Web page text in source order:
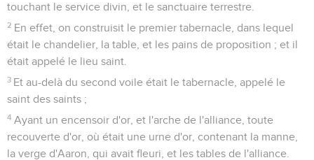
touchant le service divin, et le sanctuaire terrestre.
2 En effet, on construisit le premier tabernacle, dans lequel
était le chandelier, la table, et les pains de proposition ; et il
était appelé le lieu saint.
3 Et au-delà du second voile était le tabernacle, appelé le
saint des saints ;
4 Ayant un encensoir d'or, et l'arche de l'alliance, toute
recouverte d'or, où était une urne d'or, contenant la manne,
la verge d'Aaron, qui avait fleuri, et les tables de l'alliance.